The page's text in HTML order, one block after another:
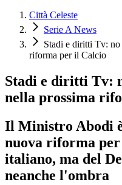
Città Celeste
Serie A News
Stadi e diritti Tv: no
riforma per il Calcio
Stadi e diritti Tv:
nella prossima
Il Ministro Abodi
nuova riforma
italiano, ma del
neanche l'ombra